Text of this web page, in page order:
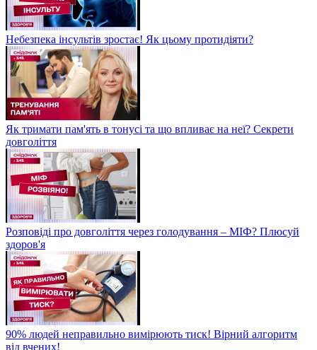
Небезпека інсультів зростає! Як цьому протидіяти?
Як тримати пам'ять в тонусі та що впливає на неї? Секрети
довголіття
Розповіді про довголіття через голодування – МІФ? Плюсуй
здоров'я
90% людей неправильно вимірюють тиск! Вірний алгоритм
від вчених!